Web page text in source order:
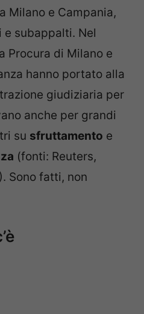
Milano e Campania,
subappalti. Nel
Procura di Milano e
hanno portato alla
giudiziaria per
anche per grandi
su sfruttamento e
(fonti: Reuters,
Sono fatti, non